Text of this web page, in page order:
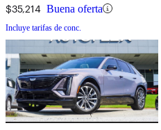
$35,214 Buena oferta
Incluye tarifas de conc.